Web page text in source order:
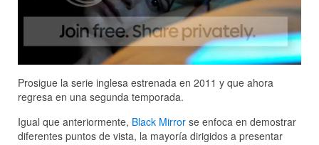
Prosigue la serie inglesa estrenada en 2011 y que ahora
regresa en una segunda temporada.
Igual que anteriormente, Black Mirror se enfoca en demostrar
diferentes puntos de vista, la mayoría dirigidos a presentar